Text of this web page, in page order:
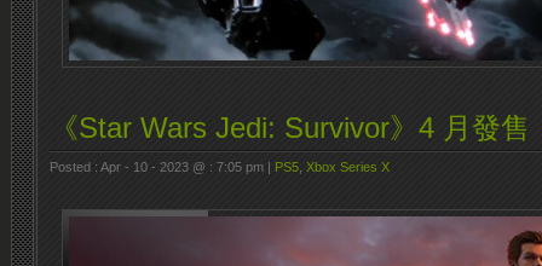
《Star Wars Jedi: Survivor》4 月發售
Posted : Apr - 10 - 2023 @ : 7:05 pm | PS5 Xbox Series X